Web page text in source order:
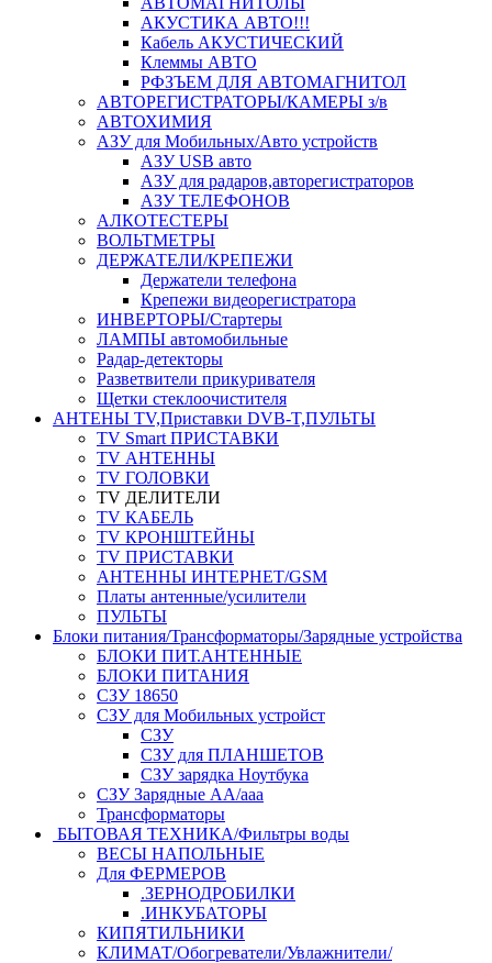
АКУСТИКА АВТО!!!
Кабель АКУСТИЧЕСКИЙ
Клеммы АВТО
РФЗЪЕМ ДЛЯ АВТОМАГНИТОЛ
АВТОРЕГИСТРАТОРЫ/КАМЕРЫ з/в
АВТОХИМИЯ
АЗУ для Мобильных/Авто устройств
АЗУ USB авто
АЗУ для радаров,авторегистраторов
АЗУ ТЕЛЕФОНОВ
АЛКОТЕСТЕРЫ
ВОЛЬТМЕТРЫ
ДЕРЖАТЕЛИ/КРЕПЕЖИ
Держатели телефона
Крепежи видеорегистратора
ИНВЕРТОРЫ/Стартеры
ЛАМПЫ автомобильные
Радар-детекторы
Разветвители прикуривателя
Щетки стеклоочистителя
АНТЕНЫ ТV,Приставки DVB-T,ПУЛЬТЫ
TV Smart ПРИСТАВКИ
TV АНТЕННЫ
TV ГОЛОВКИ
TV ДЕЛИТЕЛИ
TV КАБЕЛЬ
TV КРОНШТЕЙНЫ
TV ПРИСТАВКИ
АНТЕННЫ ИНТЕРНЕТ/GSM
Платы антенные/усилители
ПУЛЬТЫ
Блоки питания/Трансформаторы/Зарядные устройства
БЛОКИ ПИТ.АНТЕННЫЕ
БЛОКИ ПИТАНИЯ
СЗУ 18650
СЗУ для Мобильных устройст
СЗУ
СЗУ для ПЛАНШЕТОВ
СЗУ зарядка Ноутбука
СЗУ Зарядные АА/ааа
Трансформаторы
БЫТОВАЯ ТЕХНИКА/Фильтры воды
ВЕСЫ НАПОЛЬНЫЕ
Для ФЕРМЕРОВ
.ЗЕРНОДРОБИЛКИ
.ИНКУБАТОРЫ
КИПЯТИЛЬНИКИ
КЛИМАТ/Обогреватели/Увлажнители/